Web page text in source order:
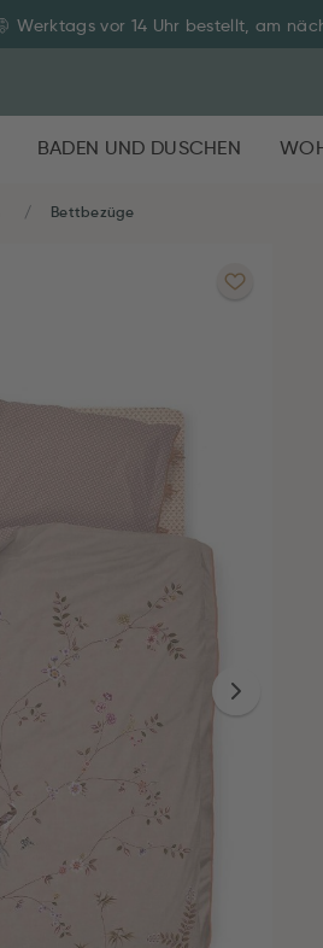
Werktags vor 14 Uhr bestellt, am
BADEN UND DUSCHEN
Bettbezüge